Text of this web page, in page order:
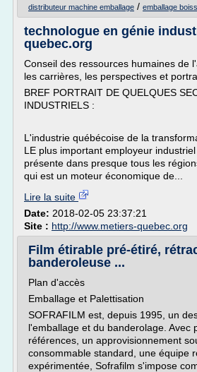
distributeur machine emballage / emballage
technologue en génie
quebec.org
Conseil des ressources humaines de
les carrières, les perspectives et
BREF PORTRAIT DE QUELQUES
INDUSTRIELS :
L'industrie québécoise de la
LE plus important employeur
présente dans presque tous les
qui est un moteur économique de...
Lire la suite
Date: 2018-02-05 23:37:21
Site : http://www.metiers-quebec.org
Film étirable pré-étiré,
banderoleuse ...
Plan d'accès
Emballage et Palettisation
SOFRAFILM est, depuis 1995, un
l'emballage et du banderolage. Avec
références, un approvisionnement
consommable standard, une équipe
expérimentée, Sofrafilm s'impose